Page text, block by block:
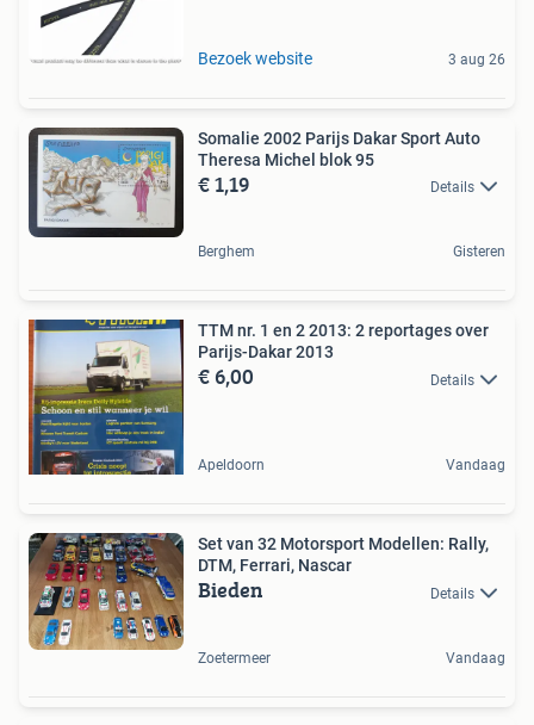
Bezoek website 3 aug 26
Somalie 2002 Parijs Dakar Sport Auto
Theresa Michel blok 95
€ 1,19 Details
Berghem Gisteren
TTM nr. 1 en 2 2013: 2 reportages over
Parijs-Dakar 2013
€ 6,00 Details
Apeldoorn Vandaag
Set van 32 Motorsport Modellen: Rally,
DTM, Ferrari, Nascar
Bieden Details
Zoetermeer Vandaag